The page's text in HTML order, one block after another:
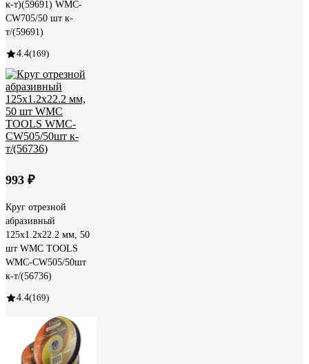
к-т)(59691) WMC-
CW705/50 шт к-
т/(59691)
4.4(169)
993 ₽
Круг отрезной
абразивный
125x1.2x22.2 мм, 50
шт WMC TOOLS
WMC-CW505/50шт
к-т/(56736)
4.4(169)